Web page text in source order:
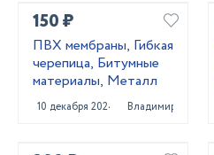
150 ₽
ПВХ мембраны, Гибкая
черепица, Битумные
материалы, Металл
10 декабря 2024 Владимир